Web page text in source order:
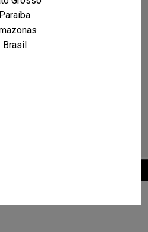
Paraíba
Brasil